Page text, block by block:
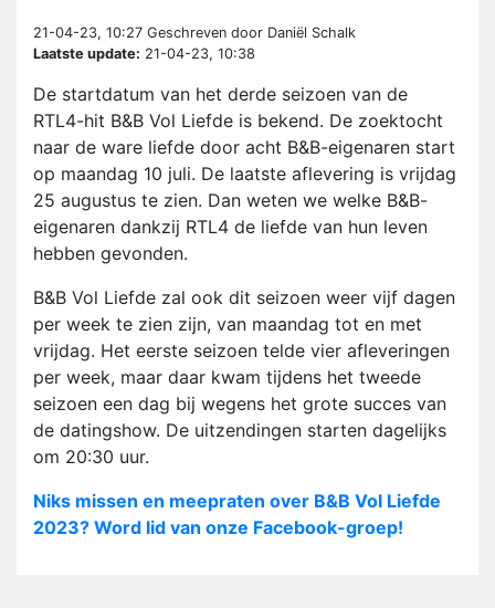
21-04-23, 10:27 Geschreven door Daniël Schalk
Laatste update: 21-04-23, 10:38
De startdatum van het derde seizoen van de
RTL4-hit B&B Vol Liefde is bekend. De zoektocht
naar de ware liefde door acht B&B-eigenaren start
op maandag 10 juli. De laatste aflevering is vrijdag
25 augustus te zien. Dan weten we welke B&B-
eigenaren dankzij RTL4 de liefde van hun leven
hebben gevonden.
B&B Vol Liefde zal ook dit seizoen weer vijf dagen
per week te zien zijn, van maandag tot en met
vrijdag. Het eerste seizoen telde vier afleveringen
per week, maar daar kwam tijdens het tweede
seizoen een dag bij wegens het grote succes van
de datingshow. De uitzendingen starten dagelijks
om 20:30 uur.
Niks missen en meepraten over B&B Vol Liefde
2023? Word lid van onze Facebook-groep!